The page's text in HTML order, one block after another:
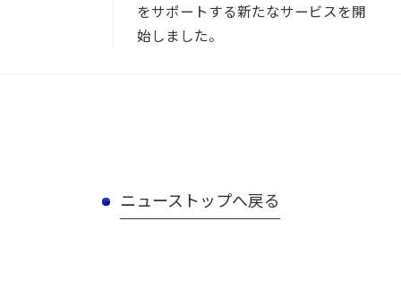
をサポートする新たなサービスを開
始しました。
ニューストップへ戻る